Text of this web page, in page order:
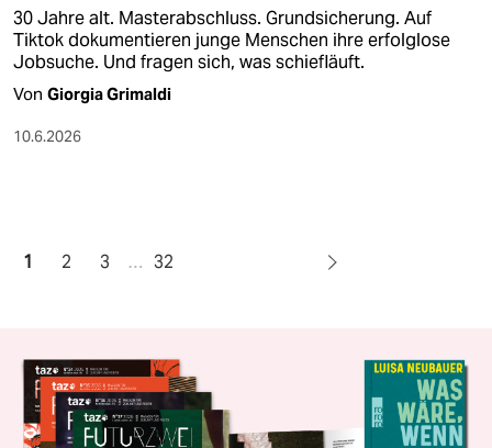
30 Jahre alt. Masterabschluss. Grundsicherung. Auf
Tiktok dokumentieren junge Menschen ihre erfolglose
Jobsuche. Und fragen sich, was schiefläuft.
Von Giorgia Grimaldi
10.6.2026
1 2 3 … 32